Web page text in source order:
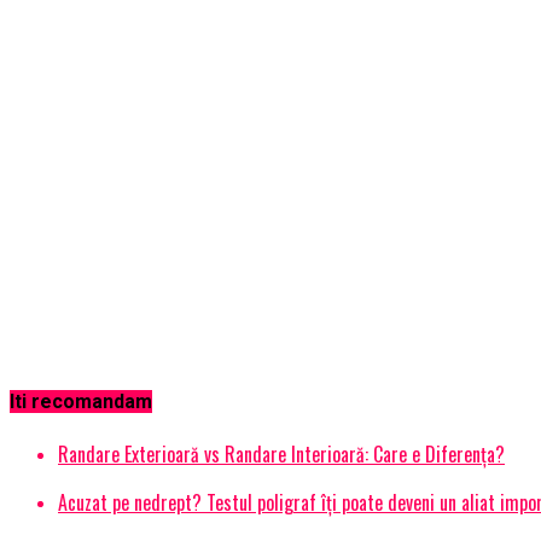
Iti recomandam
Randare Exterioară vs Randare Interioară: Care e Diferența?
Acuzat pe nedrept? Testul poligraf îţi poate deveni un aliat